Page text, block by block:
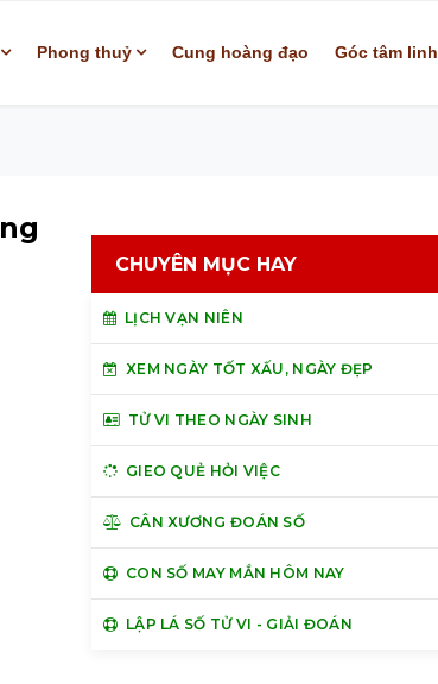
Phong thuỷ Cung hoàng đạo Góc tâm linh
CHUYÊN MỤC HAY
LỊCH VẠN NIÊN
XEM NGÀY TỐT XẤU, NGÀY ĐẸP
TỬ VI THEO NGÀY SINH
GIEO QUẺ HỎI VIỆC
CÂN XƯƠNG ĐOÁN SỐ
CON SỐ MAY MẮN HÔM NAY
LẬP LÁ SỐ TỬ VI - GIẢI ĐOÁN